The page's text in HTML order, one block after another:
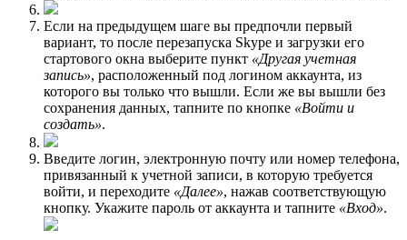
Если на предыдущем шаге вы предпочли первый
вариант, то после перезапуска Skype и загрузки его
стартового окна выберите пункт «Другая учетная
запись», расположенный под логином аккаунта, из
которого вы только что вышли. Если же вы вышли без
сохранения данных, тапните по кнопке «Войти и
создать».
Введите логин, электронную почту или номер телефона,
привязанный к учетной записи, в которую требуется
войти, и переходите «Далее», нажав соответствующую
кнопку. Укажите пароль от аккаунта и тапните «Вход».